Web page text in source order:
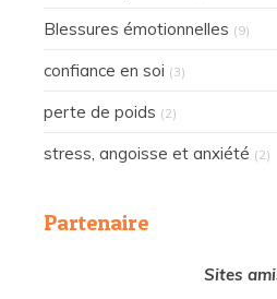
Blessures émotionnelles (9)
confiance en soi (3)
perte de poids (2)
stress, angoisse et anxiété (2)
Partenaire
Sites